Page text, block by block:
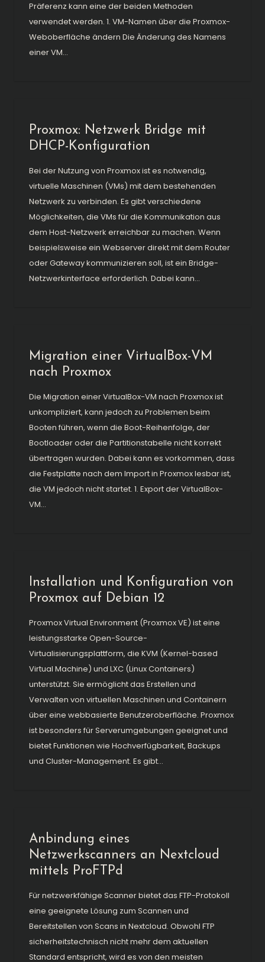
Präferenz kann eine der beiden Methoden
verwendet werden. 1. VM-Namen über die Proxmox-
Weboberfläche ändern Die Änderung des Namens
einer VM...
Proxmox: Netzwerk Bridge mit
DHCP-Konfiguration
Bei der Nutzung von Proxmox ist es notwendig,
virtuelle Maschinen (VMs) mit dem bestehenden
Netzwerk zu verbinden. Es gibt verschiedene
Möglichkeiten, die VMs für die Kommunikation aus
dem Host-Netzwerk erreichbar zu machen. Wenn
beispielsweise ein Webserver direkt mit dem Router
oder Gateway kommunizieren soll, ist ein Bridge-
Netzwerkinterface erforderlich. Dabei kann...
Migration einer VirtualBox-VM
nach Proxmox
Die Migration einer VirtualBox-VM nach Proxmox ist
unkompliziert, kann jedoch zu Problemen beim
Booten führen, wenn die Boot-Reihenfolge, der
Bootloader oder die Partitionstabelle nicht korrekt
übertragen wurden. Dabei kann es vorkommen, dass
die Festplatte nach dem Import in Proxmox lesbar ist,
die VM jedoch nicht startet. 1. Export der VirtualBox-
VM...
Installation und Konfiguration von
Proxmox auf Debian 12
Proxmox Virtual Environment (Proxmox VE) ist eine
leistungsstarke Open-Source-
Virtualisierungsplattform, die KVM (Kernel-based
Virtual Machine) und LXC (Linux Containers)
unterstützt. Sie ermöglicht das Erstellen und
Verwalten von virtuellen Maschinen und Containern
über eine webbasierte Benutzeroberfläche. Proxmox
ist besonders für Serverumgebungen geeignet und
bietet Funktionen wie Hochverfügbarkeit, Backups
und Cluster-Management. Es gibt...
Anbindung eines
Netzwerkscanners an Nextcloud
mittels ProFTPd
Für netzwerkfähige Scanner bietet das FTP-Protokoll
eine geeignete Lösung zum Scannen und
Bereitstellen von Scans in Nextcloud. Obwohl FTP
sicherheitstechnisch nicht mehr dem aktuellen
Standard entspricht, wird es von den meisten